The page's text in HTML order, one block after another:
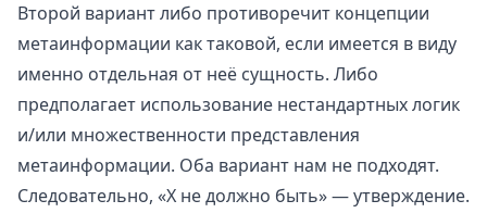
Второй вариант либо противоречит концепции
метаинформации как таковой, если имеется в виду
именно отдельная от неё сущность. Либо
предполагает использование нестандартных логик
и/или множественности представления
метаинформации. Оба вариант нам не подходят.
Следовательно, «X не должно быть» — утверждение.